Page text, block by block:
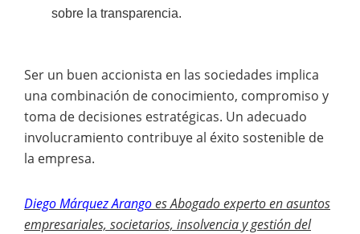
sobre la transparencia.
Ser un buen accionista en las sociedades implica
una combinación de conocimiento, compromiso y
toma de decisiones estratégicas. Un adecuado
involucramiento contribuye al éxito sostenible de
la empresa.
Diego Márquez ArangoesAbogado experto en asuntos
empresariales, societarios, insolvencia y gestión del